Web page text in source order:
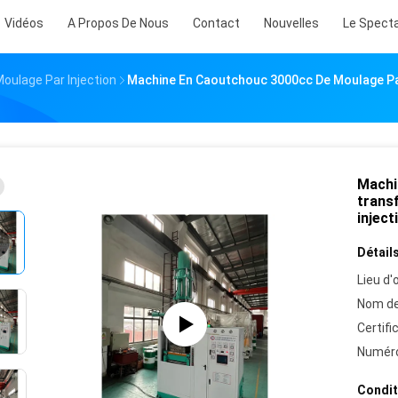
Vidéos A Propos De Nous Contact Nouvelles Le
Par Injection Machine En Caoutchouc 3000cc De Moulage
Lieu
Nom